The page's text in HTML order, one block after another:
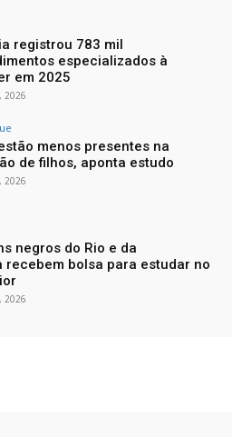
registrou 783 mil
especializados à
em 2025
2026
menos presentes na
de filhos, aponta estudo
2026
negros do Rio e da
recebem bolsa para estudar no
2026